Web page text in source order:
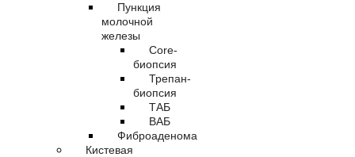
Пункция
молочной
железы
Core-
биопсия
Трепан-
биопсия
ТАБ
ВАБ
Фиброаденома
Кистевая